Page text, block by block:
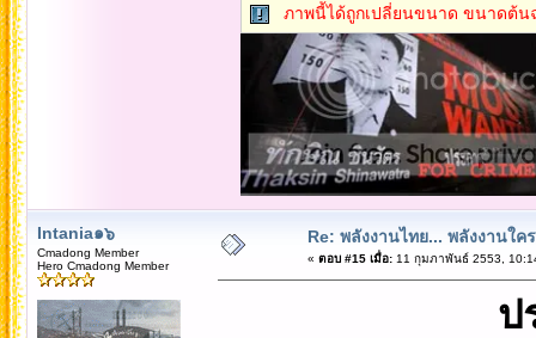
ภาพนี้ได้ถูกเปลี่ยนขนาด ขนาดต้น
Intania๑๖
Cmadong Member
Hero Cmadong Member
Re: พลังงานไทย... พลังงานใค
« ตอบ #15 เมื่อ:11 กุมภาพันธ์ 2553,
ป